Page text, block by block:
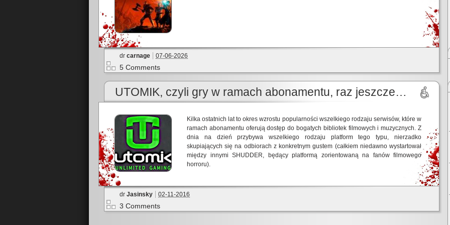
dr carnage 07-06-2026
5 Comments
UTOMIK, czyli gry w ramach abonamentu, raz jeszcze…
Kilka ostatnich lat to okres wzrostu popularności wszelkiego rodzaju serwisów, które w
ramach abonamentu oferują dostęp do bogatych bibliotek filmowych i muzycznych. Z
dnia na dzień przybywa wszelkiego rodzaju platform tego typu, nierzadko
skupiających się na odbiorach z konkretnym gustem (całkiem niedawno wystartował
między innymi SHUDDER, będący platformą zorientowaną na fanów filmowego
horroru).
dr Jasinsky 02-11-2016
3 Comments